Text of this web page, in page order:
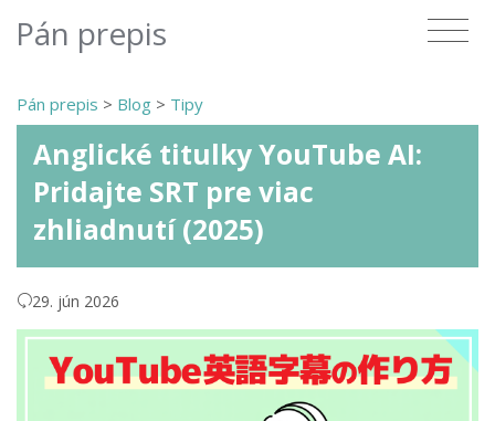
Pán prepis
Pán prepis > Blog > Tipy
Anglické titulky YouTube AI:
Pridajte SRT pre viac
zhliadnutí (2025)
29. jún 2026